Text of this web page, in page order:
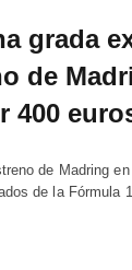
grada
de
400
de Madring
de la Fórmula